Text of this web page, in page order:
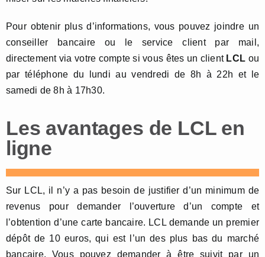
Pour obtenir plus d’informations, vous pouvez joindre un
conseiller bancaire ou le service client par mail,
directement via votre compte si vous êtes un client LCL ou
par téléphone du lundi au vendredi de 8h à 22h et le
samedi de 8h à 17h30.
Les avantages de LCL en
ligne
Sur LCL, il n’y a pas besoin de justifier d’un minimum de
revenus pour demander l’ouverture d’un compte et
l’obtention d’une carte bancaire. LCL demande un premier
dépôt de 10 euros, qui est l’un des plus bas du marché
bancaire. Vous pouvez demander à être suivit par un